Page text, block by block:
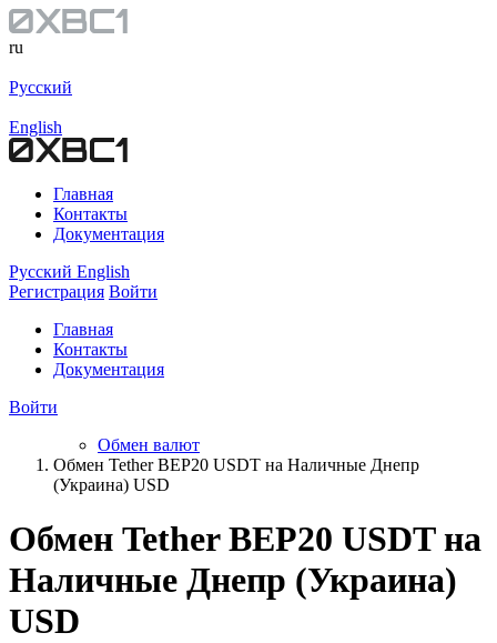
ru
Русский
English
Главная
Контакты
Документация
Русский English
Регистрация Войти
Главная
Контакты
Документация
Войти
Обмен валют
Обмен Tether BEP20 USDT на Наличные Днепр
(Украина) USD
Обмен Tether BEP20 USDT на
Наличные Днепр (Украина)
USD